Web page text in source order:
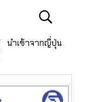
นำเข้าจากญี่ปุ่น